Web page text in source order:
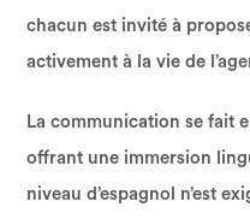
chacun est invité à
activement à la vie de
La communication se fait
offrant une immersion
niveau d’espagnol n’est